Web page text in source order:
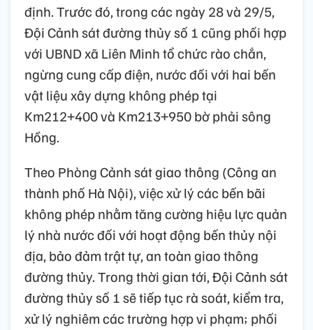
định. Trước đó, trong các ngày 28 và 29/5,
Đội Cảnh sát đường thủy số 1 cũng phối hợp
với UBND xã Liên Minh tổ chức rào chắn,
ngừng cung cấp điện, nước đối với hai bến
vật liệu xây dựng không phép tại
Km212+400 và Km213+950 bờ phải sông
Hồng.
Theo Phòng Cảnh sát giao thông (Công an
thành phố Hà Nội), việc xử lý các bến bãi
không phép nhằm tăng cường hiệu lực quản
lý nhà nước đối với hoạt động bến thủy nội
địa, bảo đảm trật tự, an toàn giao thông
đường thủy. Trong thời gian tới, Đội Cảnh sát
đường thủy số 1 sẽ tiếp tục rà soát, kiểm tra,
xử lý nghiêm các trường hợp vi phạm; phối